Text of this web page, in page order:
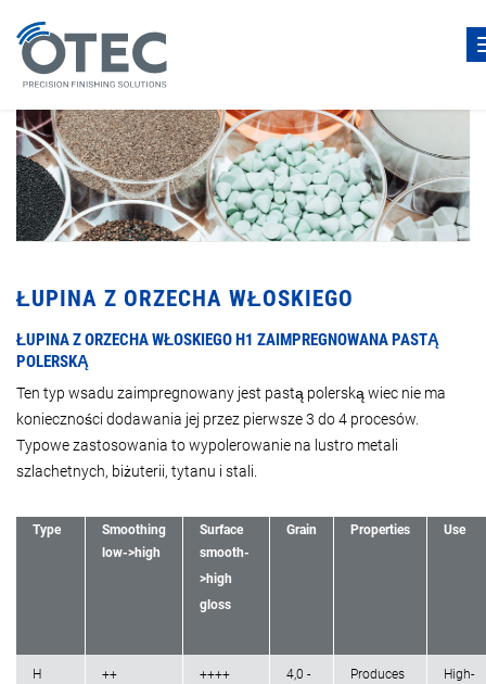
ŁUPINA Z ORZECHA WŁOSKIEGO
ŁUPINA Z ORZECHA WŁOSKIEGO H1 ZAIMPREGNOWANA PASTĄ
POLERSKĄ
Ten typ wsadu zaimpregnowany jest pastą polerską wiec nie ma
konieczności dodawania jej przez pierwsze 3 do 4 procesów.
Typowe zastosowania to wypolerowanie na lustro metali
szlachetnych, biżuterii, tytanu i stali.
Type
Smoothing
low->high
Surface
smooth-
>high
gloss
Grain Properties Use
H
++ ++++
4,0 -
Produces
High-